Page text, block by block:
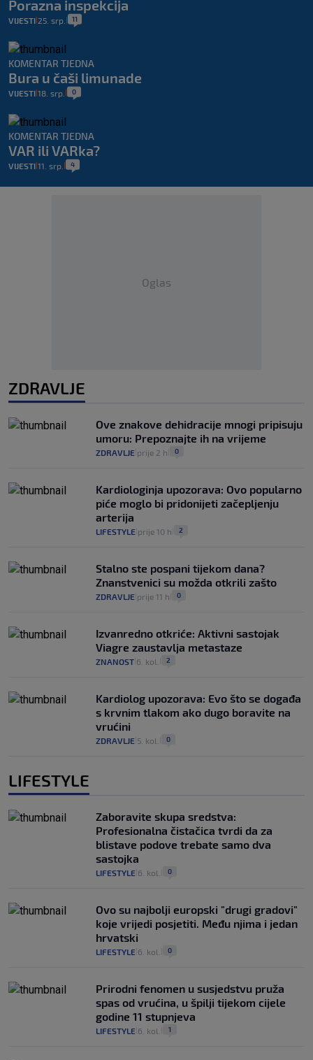
Porazna inspekcija
VIJESTI 25. srp. 11
KOMENTAR TJEDNA
Bura u čaši limunade
VIJESTI 18. srp. 0
KOMENTAR TJEDNA
VAR ili VARka?
VIJESTI 11. srp. 4
Oglas
ZDRAVLJE
Ove znakove dehidracije mnogi pripisuju
umoru: Prepoznajte ih na vrijeme
ZDRAVLJE prije 2 h 0
Kardiologinja upozorava: Ovo popularno
piće moglo bi pridonijeti začepljenju
arterija
LIFESTYLE prije 10 h 2
Stalno ste pospani tijekom dana?
Znanstvenici su možda otkrili zašto
ZDRAVLJE prije 11 h 0
Izvanredno otkriće: Aktivni sastojak
Viagre zaustavlja metastaze
ZNANOST 6. kol. 2
Kardiolog upozorava: Evo što se događa
s krvnim tlakom ako dugo boravite na
vrućini
ZDRAVLJE 5. kol. 0
LIFESTYLE
Zaboravite skupa sredstva:
Profesionalna čistačica tvrdi da za
blistave podove trebate samo dva
sastojka
LIFESTYLE 6. kol. 0
Ovo su najbolji europski "drugi gradovi"
koje vrijedi posjetiti. Među njima i jedan
hrvatski
LIFESTYLE 6. kol. 0
Prirodni fenomen u susjedstvu pruža
spas od vrućina, u špilji tijekom cijele
godine 11 stupnjeva
LIFESTYLE 6. kol. 1